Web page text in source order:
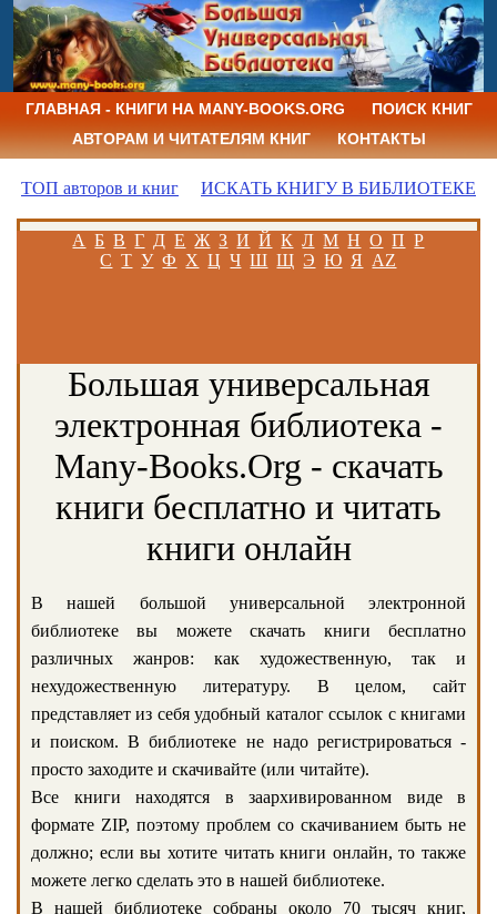
ГЛАВНАЯ - КНИГИ НА MANY-BOOKS.ORG
ПОИСК КНИГ
АВТОРАМ И ЧИТАТЕЛЯМ КНИГ
КОНТАКТЫ
ТОП авторов и книг ИСКАТЬ КНИГУ В БИБЛИОТЕКЕ
А Б В Г Д Е Ж З И Й К Л М Н О П Р
С Т У Ф Х Ц Ч Ш Щ Э Ю Я AZ
Большая универсальная
электронная библиотека -
Many-Books.Org - скачать
книги бесплатно и читать
книги онлайн
В нашей большой универсальной электронной
библиотеке вы можете скачать книги бесплатно
различных жанров: как художественную, так и
нехудожественную литературу. В целом, сайт
представляет из себя удобный каталог ссылок с книгами
и поиском. В библиотеке не надо регистрироваться -
просто заходите и скачивайте (или читайте).
Все книги находятся в заархивированном виде в
формате ZIP, поэтому проблем со скачиванием быть не
должно; если вы хотите читать книги онлайн, то также
можете легко сделать это в нашей библиотеке.
В нашей библиотеке собраны около 70 тысяч книг,